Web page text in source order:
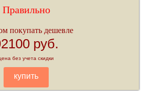
Правильно
покупать дешевле
руб.
без учета скидки
купить